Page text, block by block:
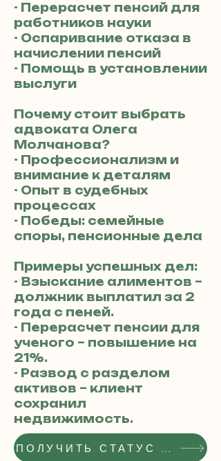
- Перерасчет пенсий для
работников науки
- Оспаривание отказа в
начислении пенсий
- Помощь в установлении
выслуги
Почему стоит выбрать
адвоката Олега
Молчанова?
- Профессионализм и
внимание к деталям
- Опыт в судебных
процессах
- Победы: семейные
споры, пенсионные дела
Примеры успешных дел:
- Взыскание алиментов –
должник выплатил за 2
года с пеней.
- Перерасчет пенсии для
ученого – повышение на
21%.
- Развод с разделом
активов – клиент
сохранил
недвижимость.
ПОЛУЧИТЬ СТАТУС РЕКОМЕНДОВАННОГО АДВОКАТА